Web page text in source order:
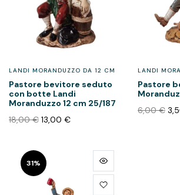
LANDI MORANDUZZO DA 12 CM
Pastore bevitore seduto
con botte Landi
Moranduzzo 12 cm 25/187
18,00€ 13,00 €
LANDI
Pastore
6,00€
31%